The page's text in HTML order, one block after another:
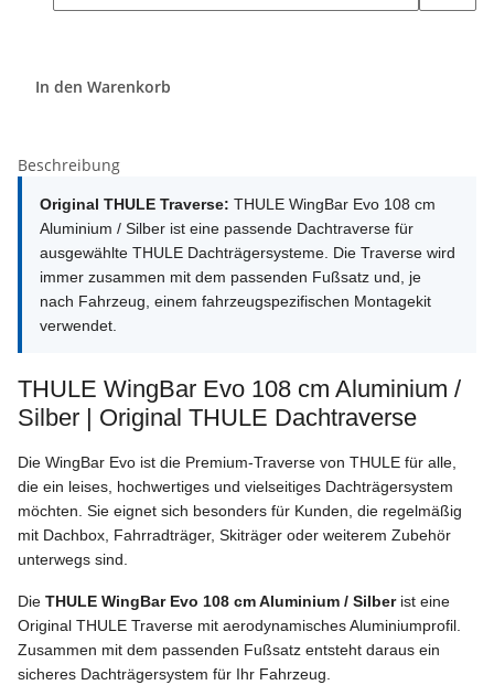
In den Warenkorb
Beschreibung
Original THULE Traverse: THULE WingBar Evo 108 cm
Aluminium / Silber ist eine passende Dachtraverse für
ausgewählte THULE Dachträgersysteme. Die Traverse wird
immer zusammen mit dem passenden Fußsatz und, je
nach Fahrzeug, einem fahrzeugspezifischen Montagekit
verwendet.
THULE WingBar Evo 108 cm Aluminium /
Silber | Original THULE Dachtraverse
Die WingBar Evo ist die Premium-Traverse von THULE für alle,
die ein leises, hochwertiges und vielseitiges Dachträgersystem
möchten. Sie eignet sich besonders für Kunden, die regelmäßig
mit Dachbox, Fahrradträger, Skiträger oder weiterem Zubehör
unterwegs sind.
Die THULE WingBar Evo 108 cm Aluminium / Silberist eine
Original THULE Traverse mit aerodynamisches Aluminiumprofil.
Zusammen mit dem passenden Fußsatz entsteht daraus ein
sicheres Dachträgersystem für Ihr Fahrzeug.